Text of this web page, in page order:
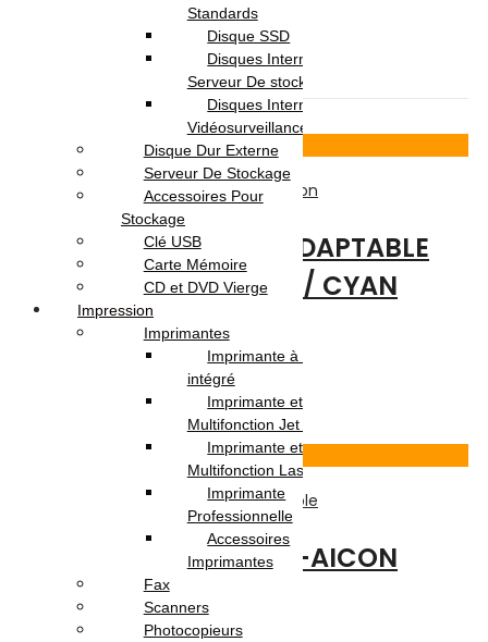
Related products
Voir Produit
Adaptables Consommable ,Impression
BOUTEILLE D’ENCRE ADAPTABLE
CANON GI-41 / 70 ML / CYAN
sur 5
Ajouter au panier
Adaptables Consommable
Cartouche de toner I-AICON
Q2612A/C104
Standards
Disque SSD
Disques Internes Pour
Serveur De stockage
Disques Internes Pour
Vidéosurveillance
Disque Dur Externe
Serveur De Stockage
Accessoires Pour
Stockage
Clé USB
Carte Mémoire
CD et DVD Vierge
Impression
Imprimantes
Imprimante à Réservoir
intégré
Imprimante et
Multifonction Jet d’encre
Imprimante et
Multifonction Laser
Imprimante
Professionnelle
Accessoires
Imprimantes
Fax
Scanners
Photocopieurs